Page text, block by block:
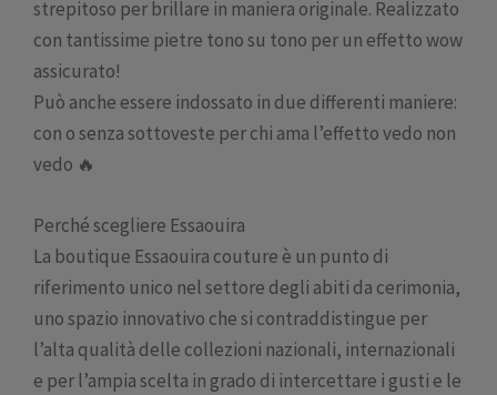
strepitoso per brillare in maniera originale. Realizzato
con tantissime pietre tono su tono per un effetto wow
assicurato!
Può anche essere indossato in due differenti maniere:
con o senza sottoveste per chi ama l’effetto vedo non
vedo 🔥
Perché scegliere Essaouira
La boutique Essaouira couture è un punto di
riferimento unico nel settore degli abiti da cerimonia,
uno spazio innovativo che si contraddistingue per
l’alta qualità delle collezioni nazionali, internazionali
e per l’ampia scelta in grado di intercettare i gusti e le